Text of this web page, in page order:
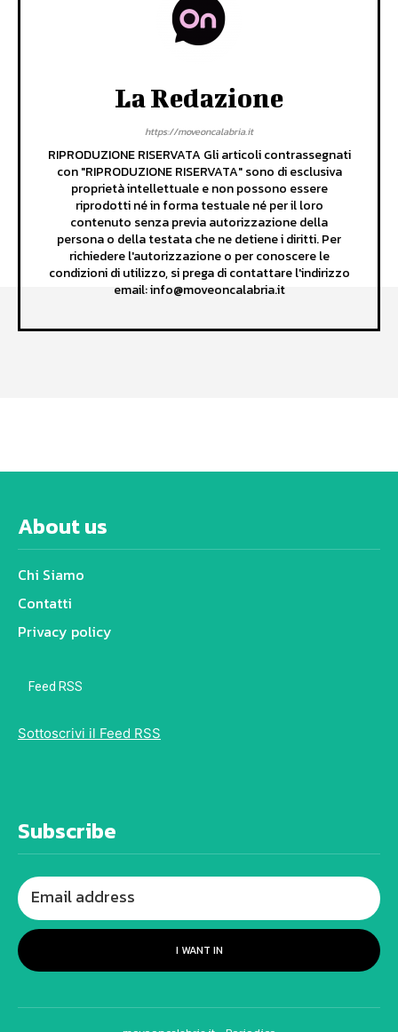
La Redazione
https://moveoncalabria.it
RIPRODUZIONE RISERVATA Gli articoli contrassegnati
con "RIPRODUZIONE RISERVATA" sono di esclusiva
proprietà intellettuale e non possono essere
riprodotti né in forma testuale né per il loro
contenuto senza previa autorizzazione della
persona o della testata che ne detiene i diritti. Per
richiedere l'autorizzazione o per conoscere le
condizioni di utilizzo, si prega di contattare l'indirizzo
email: info@moveoncalabria.it
About us
Chi Siamo
Contatti
Privacy policy
Feed RSS
Sottoscrivi il Feed RSS
Subscribe
I WANT IN